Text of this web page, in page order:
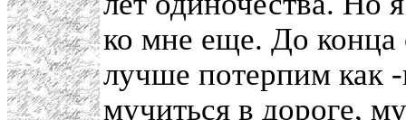
ко мне еще. До конца
лучше потерпим как
мучиться в дороге,